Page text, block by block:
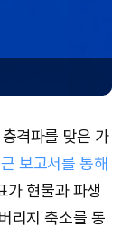
격파를 맞은 가
보고서를 통해
현물과 파생
리지 축소를 동